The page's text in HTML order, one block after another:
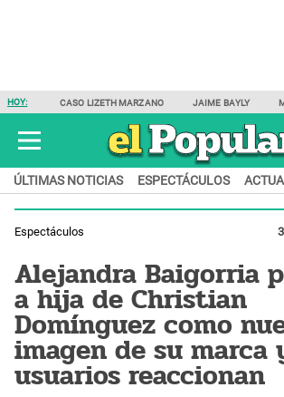
HOY: CASO LIZETH MARZANO JAIME BAYLY
ÚLTIMAS NOTICIAS ESPECTÁCULOS
Espectáculos
Alejandra Baigorria
a hija de Christian
Domínguez como
imagen de su marca
usuarios reaccionan